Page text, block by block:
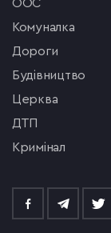
ООС
комуналка
Дороги
будівництво
церква
ДТП
кримінал